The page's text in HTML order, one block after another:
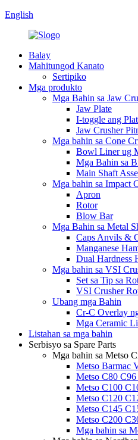
English
Balay
Mahitungod Kanato
Sertipiko
Mga produkto
Mga Bahin sa Jaw
Jaw Plate
I-toggle ang
Jaw Crusher
Mga bahin sa Cone
Bowl Liner ug
Mga Bahin sa
Main Shaft
Mga bahin sa Impact
Apron
Rotor
Blow Bar
Mga Bahin sa Metal
Caps Anvils &
Manganese
Dual Hardness
Mga bahin sa VSI
Set sa Tip sa
VSI Crusher
Ubang mga Bahin
Cr-C Overlay
Mga Ceramic
Listahan sa mga bahin
Serbisyo sa Spare Parts
Mga bahin sa Metso
Metso Barmac
Metso C80
Metso C100
Metso C120
Metso C145
Metso C200
Mga bahin sa